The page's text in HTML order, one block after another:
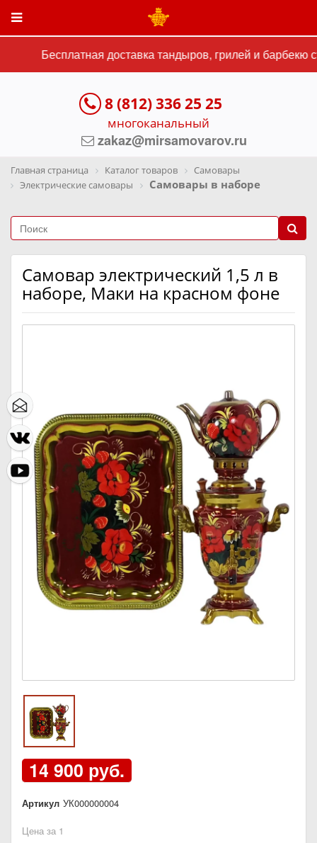
Бесплатная доставка тандыров, грилей и барбекю
8 (812) 336 25 25
многоканальный
zakaz@mirsamovarov.ru
Главная страница Каталог товаров
Самовары
Электрические самовары
Самовары в наборе
Самовар электрический 1,5 л в
наборе, Маки на красном фоне
14 900 руб.
Артикул УК000000004
Цена за 1